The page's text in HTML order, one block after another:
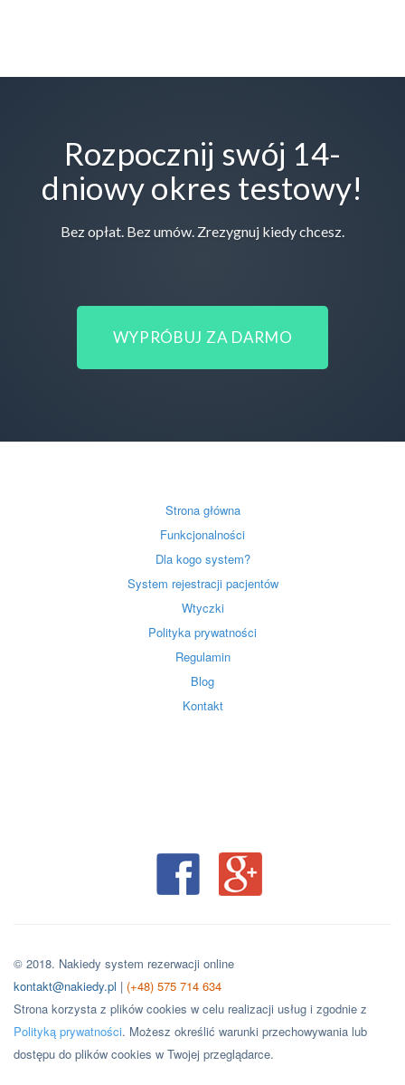
Rozpocznij swój 14-
dniowy okres testowy!
Bez opłat. Bez umów. Zrezygnuj kiedy chcesz.
WYPRÓBUJ ZA DARMO
Strona główna
Funkcjonalności
Dla kogo system?
System rejestracji pacjentów
Wtyczki
Polityka prywatności
Regulamin
Blog
Kontakt
© 2018. Nakiedy system rezerwacji online
kontakt@nakiedy.pl | (+48) 575 714 634
Strona korzysta z plików cookies w celu realizacji usług i zgodnie z
Polityką prywatności. Możesz określić warunki przechowywania lub
dostępu do plików cookies w Twojej przeglądarce.